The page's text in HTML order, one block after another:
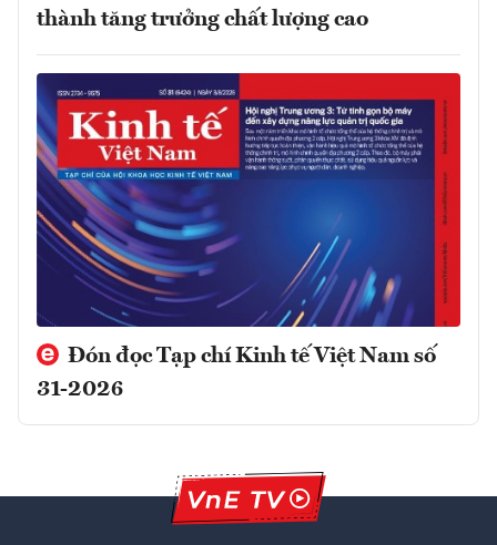
thành tăng trưởng chất lượng cao
Đón đọc Tạp chí Kinh tế Việt Nam số
31-2026